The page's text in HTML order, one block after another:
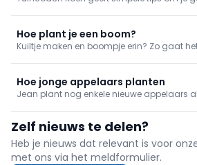
Hoe plant je een boom?
Kuiltje maken en boompje erin? Zo gaat
soigneert, leer je allemaal in deze aflevering!
Hoe jonge appelaars planten
Jean plant nog enkele nieuwe appelaars
Zelf nieuws te delen?
Heb je nieuws dat relevant is voor
met ons via het meldformulier.